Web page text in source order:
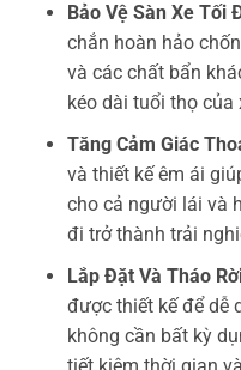
Bảo Vệ Sàn Xe Tối
chắn hoàn hảo
và các chất bẩn
kéo dài tuổi thọ của
Tăng Cảm Giác
và thiết kế êm ái
cho cả người lái và
đi trở thành trải
Lắp Đặt Và Tháo
được thiết kế để dễ
không cần bất kỳ
tiết kiệm thời gian